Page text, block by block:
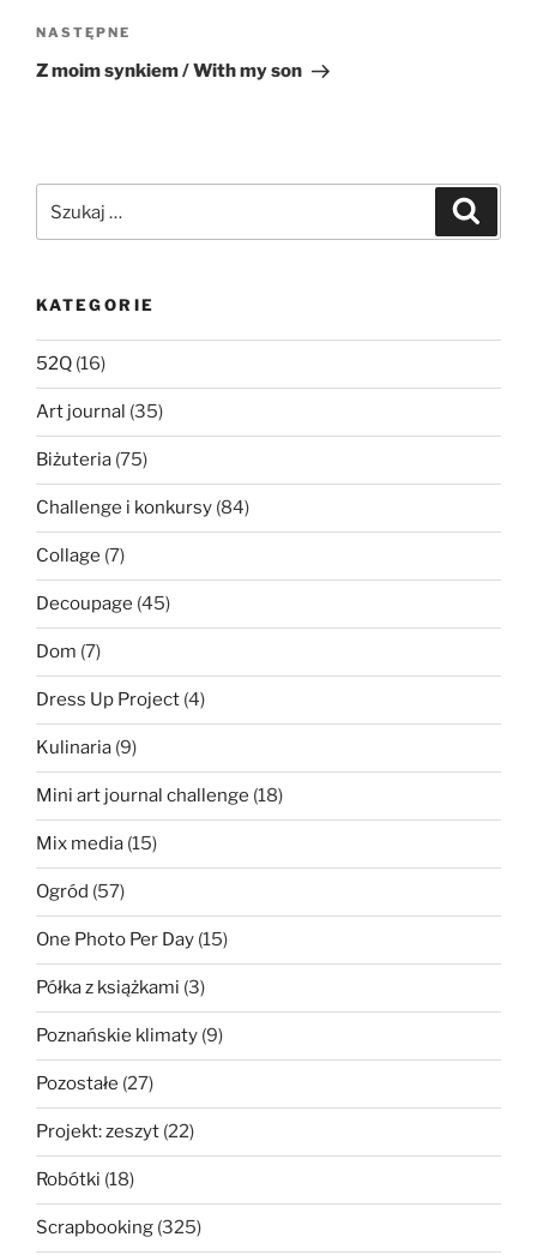
Następny
wpis
NASTĘPNE
Z moim synkiem / With my son
KATEGORIE
52Q (16)
Art journal (35)
Biżuteria (75)
Challenge i konkursy (84)
Collage (7)
Decoupage (45)
Dom (7)
Dress Up Project (4)
Kulinaria (9)
Mini art journal challenge (18)
Mix media (15)
Ogród (57)
One Photo Per Day (15)
Półka z książkami (3)
Poznańskie klimaty (9)
Pozostałe (27)
Projekt: zeszyt (22)
Robótki (18)
Scrapbooking (325)